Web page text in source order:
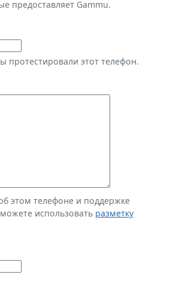
предоставляет Gammu.
протестировали этот телефон.
этом телефоне и поддержке
использовать разметку